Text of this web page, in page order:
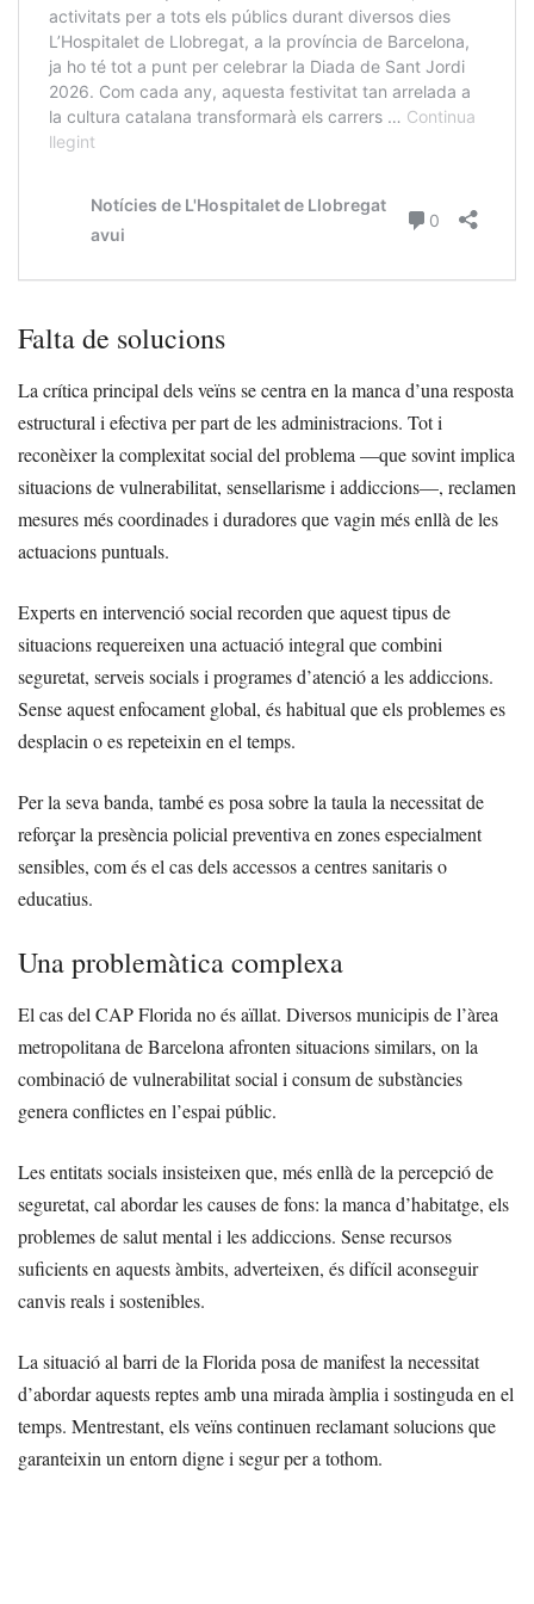
Falta de solucions
La crítica principal dels veïns se centra en la manca d’una resposta
estructural i efectiva per part de les administracions. Tot i
reconèixer la complexitat social del problema —que sovint implica
situacions de vulnerabilitat, sensellarisme i addiccions—, reclamen
mesures més coordinades i duradores que vagin més enllà de les
actuacions puntuals.
Experts en intervenció social recorden que aquest tipus de
situacions requereixen una actuació integral que combini
seguretat, serveis socials i programes d’atenció a les addiccions.
Sense aquest enfocament global, és habitual que els problemes es
desplacin o es repeteixin en el temps.
Per la seva banda, també es posa sobre la taula la necessitat de
reforçar la presència policial preventiva en zones especialment
sensibles, com és el cas dels accessos a centres sanitaris o
educatius.
Una problemàtica complexa
El cas del CAP Florida no és aïllat. Diversos municipis de l’àrea
metropolitana de Barcelona afronten situacions similars, on la
combinació de vulnerabilitat social i consum de substàncies
genera conflictes en l’espai públic.
Les entitats socials insisteixen que, més enllà de la percepció de
seguretat, cal abordar les causes de fons: la manca d’habitatge, els
problemes de salut mental i les addiccions. Sense recursos
suficients en aquests àmbits, adverteixen, és difícil aconseguir
canvis reals i sostenibles.
La situació al barri de la Florida posa de manifest la necessitat
d’abordar aquests reptes amb una mirada àmplia i sostinguda en el
temps. Mentrestant, els veïns continuen reclamant solucions que
garanteixin un entorn digne i segur per a tothom.